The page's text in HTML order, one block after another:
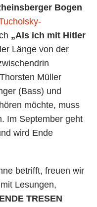
Bogen
„Als ich mit Hitler
Länge von der
Müller
(Bass) und
möchte, muss
Im September geht
wird Ende
betrifft, freuen wir
Lesungen,
TRESEN